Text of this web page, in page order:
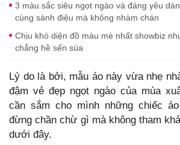
3 màu sắc siêu ngọt ngào và đáng yêu
cùng sành điệu mà không nhàm chán
Chịu khó diện đồ màu mè nhất showbiz
chẳng hề sến súa
Lý do là bởi, mẫu áo này vừa nhẹ
đậm vẻ đẹp ngọt ngào của mùa
cần sắm cho mình những chiếc
đừng chần chừ gì mà không tham
dưới đây.